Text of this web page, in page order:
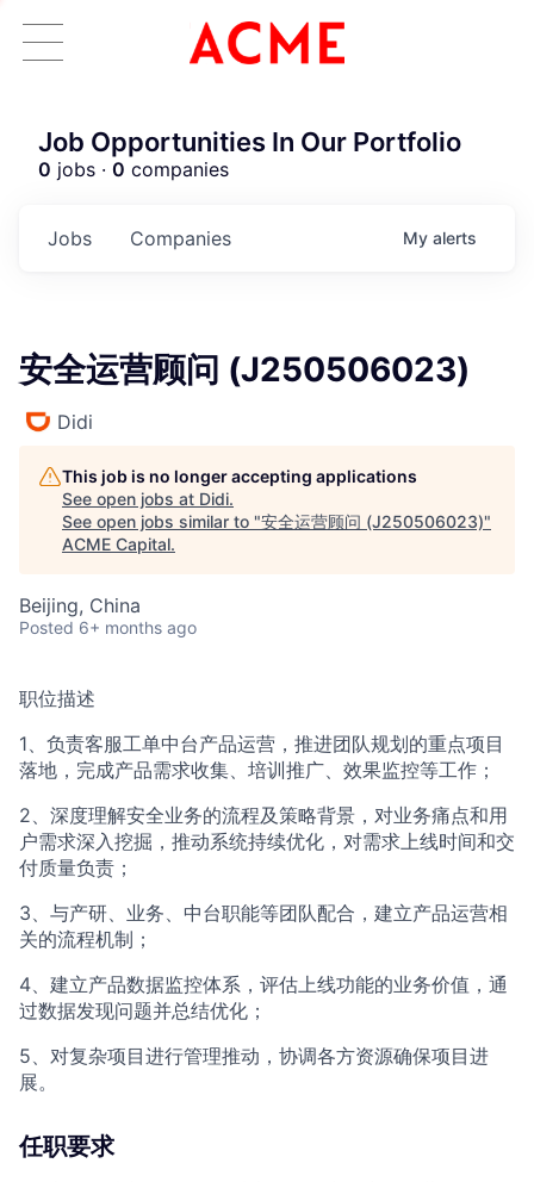
ACME Homepage
Job Opportunities In Our Portfolio
0 jobs · 0 companies
Jobs Companies My alerts
安全运营顾问 (J250506023)
Didi
This job is no longer accepting applications
See open jobs at Didi.
See open jobs similar to "安全运营顾问 (J250506023)"
ACME Capital.
Beijing, China
Posted 6+ months ago
职位描述
1、负责客服工单中台产品运营，推进团队规划的重点项目
落地，完成产品需求收集、培训推广、效果监控等工作；
2、深度理解安全业务的流程及策略背景，对业务痛点和用
户需求深入挖掘，推动系统持续优化，对需求上线时间和交
付质量负责；
3、与产研、业务、中台职能等团队配合，建立产品运营相
关的流程机制；
4、建立产品数据监控体系，评估上线功能的业务价值，通
过数据发现问题并总结优化；
5、对复杂项目进行管理推动，协调各方资源确保项目进
展。
任职要求